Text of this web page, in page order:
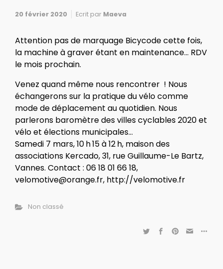
20 février 2020 Ecrit par Maeva
Attention pas de marquage Bicycode cette fois,
la machine à graver étant en maintenance… RDV
le mois prochain.
Venez quand même nous rencontrer ! Nous
échangerons sur la pratique du vélo comme
mode de déplacement au quotidien. Nous
parlerons baromètre des villes cyclables 2020 et
vélo et élections municipales…
Samedi 7 mars, 10 h 15 à 12 h, maison des
associations Kercado, 31, rue Guillaume-Le Bartz,
Vannes. Contact : 06 18 01 66 18,
velomotive@orange.fr, http://velomotive.fr
Non classé